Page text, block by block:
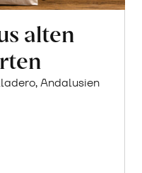
alten
Andalusien